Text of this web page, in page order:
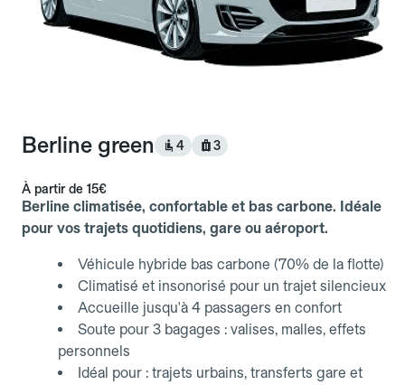
Berline green 4 3
À partir de 15€
Berline climatisée, confortable et bas carbone. Idéale
pour vos trajets quotidiens, gare ou aéroport.
Véhicule hybride bas carbone (70% de la flotte)
Climatisé et insonorisé pour un trajet silencieux
Accueille jusqu'à 4 passagers en confort
Soute pour 3 bagages : valises, malles, effets
personnels
Idéal pour : trajets urbains, transferts gare et